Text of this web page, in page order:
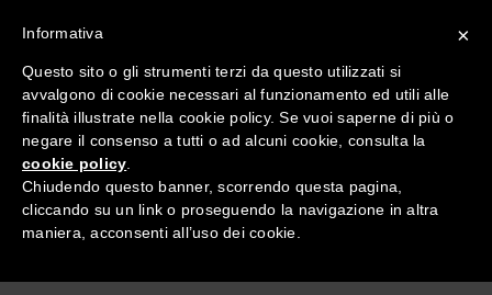
Tutte le categorie
×
Informativa
Questo sito o gli strumenti terzi da questo utilizzati si
avvalgono di cookie necessari al funzionamento ed utili alle
finalità illustrate nella cookie policy. Se vuoi saperne di più o
negare il consenso a tutti o ad alcuni cookie, consulta la
cookie policy
Chiudendo questo banner, scorrendo questa pagina,
cliccando su un link o proseguendo la navigazione in altra
maniera, acconsenti all’uso dei cookie.